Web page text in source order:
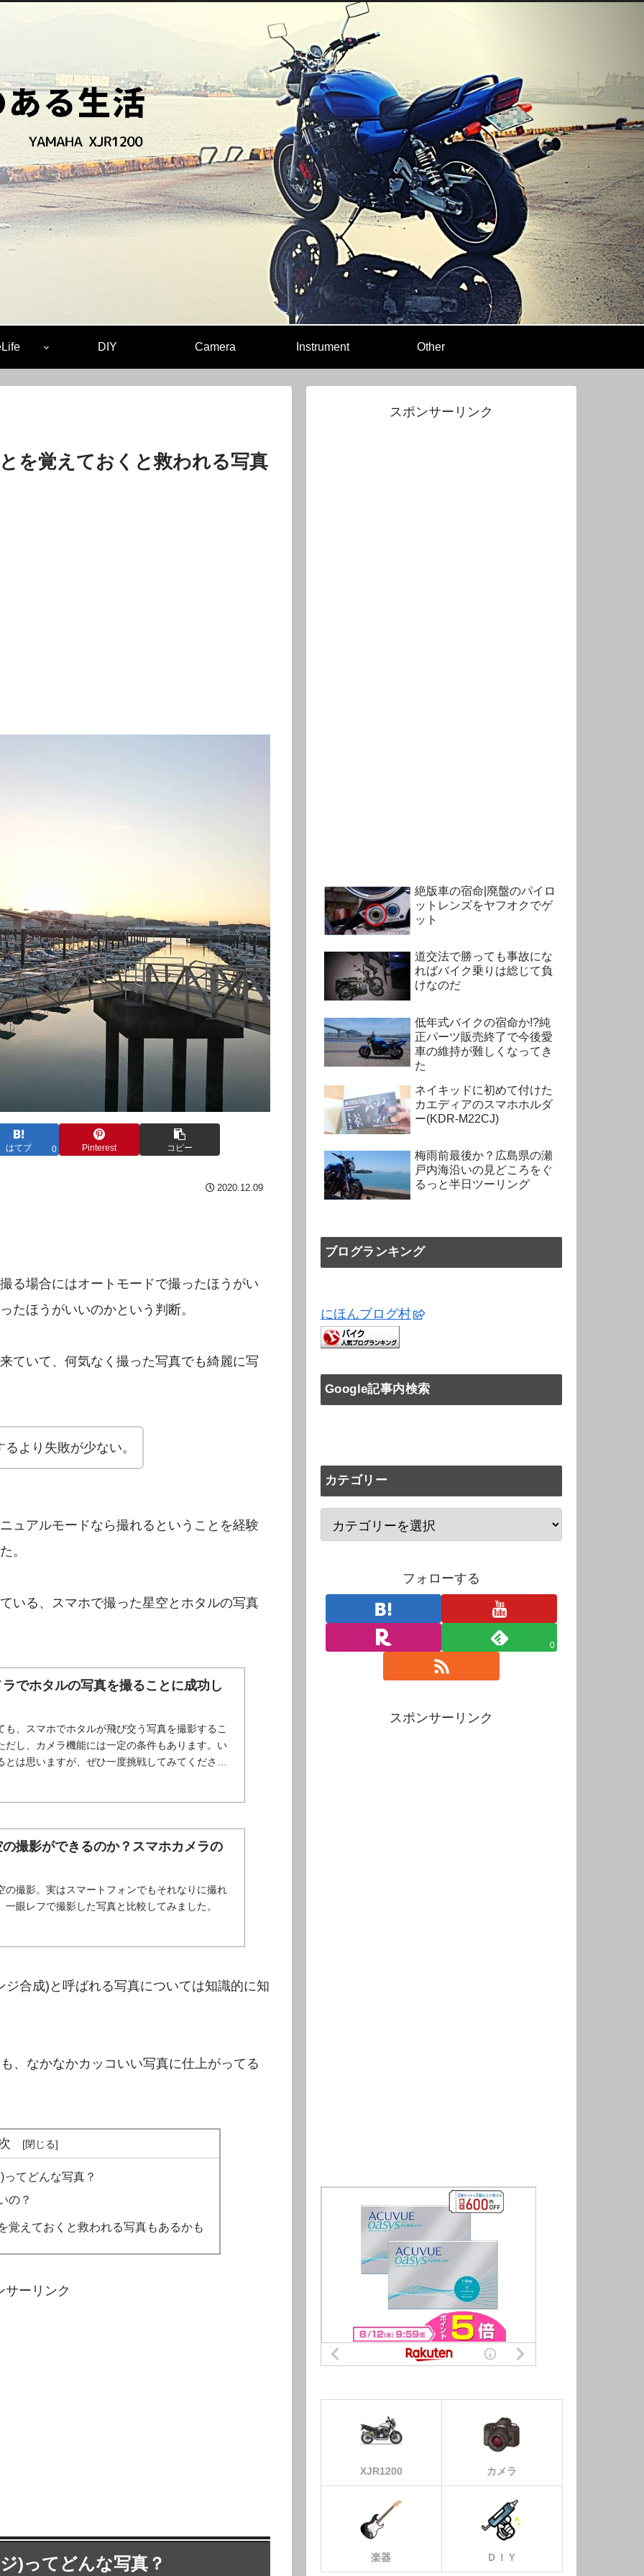
DIY Camera Instrument Other
を覚えておくと救われる写真
はてブ 0 Pinterest コピー
2020.12.09
る場合にはオートモードで撮ったほうがい
たほうがいいのかという判断。
ていて、何気なく撮った写真でも綺麗に写
より失敗が少ない。
ュアルモードなら撮れるということを経験
。
いる、スマホで撮った星空とホタルの写真
でホタルの写真を撮ることに成功し
も、スマホでホタルが飛び交う写真を撮影するこ
だし、カメラ機能には一定の条件もあります。い
とは思いますが、ぜひ一度挑戦してみてくださ
撮影ができるのか？スマホカメラの
の撮影。実はスマートフォンでもそれなりに撮れ
一眼レフで撮影した写真と比較してみました。
合成)と呼ばれる写真については知識的に知
、なかなかカッコいい写真に仕上がってる
てどんな写真？
の？
覚えておくと救われる写真もあるかも
サーリンク
)ってどんな写真？
スポンサーリンク
絶版車の宿命|廃盤のパイロ
ットレンズをヤフオクでゲ
ット
道交法で勝っても事故にな
ればバイク乗りは総じて負
けなのだ
低年式バイクの宿命か!?純
正パーツ販売終了で今後愛
車の維持が難しくなってき
た
ネイキッドに初めて付けた
カエディアのスマホホルダ
ー(KDR-M22CJ)
梅雨前最後か？広島県の瀬
戸内海沿いの見どころをぐ
るっと半日ツーリング
ブログランキング
にほんブログ村
Google記事内検索
カテゴリー
フォローする
0
スポンサーリンク
XJR1200 カメラ
楽器 ＤＩＹ